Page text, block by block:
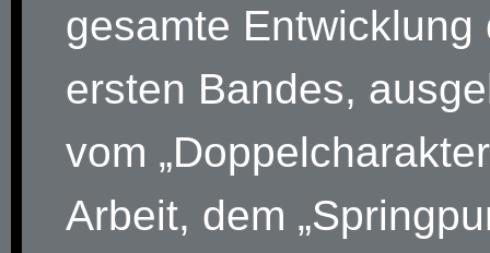
gesamte Entwicklung
ersten Bandes,
vom
Arbeit, dem